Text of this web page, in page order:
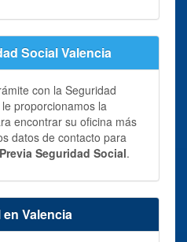
Social Valencia
con la Seguridad
proporcionamos la
encontrar su oficina más
datos de contacto para
Seguridad Social.
Valencia